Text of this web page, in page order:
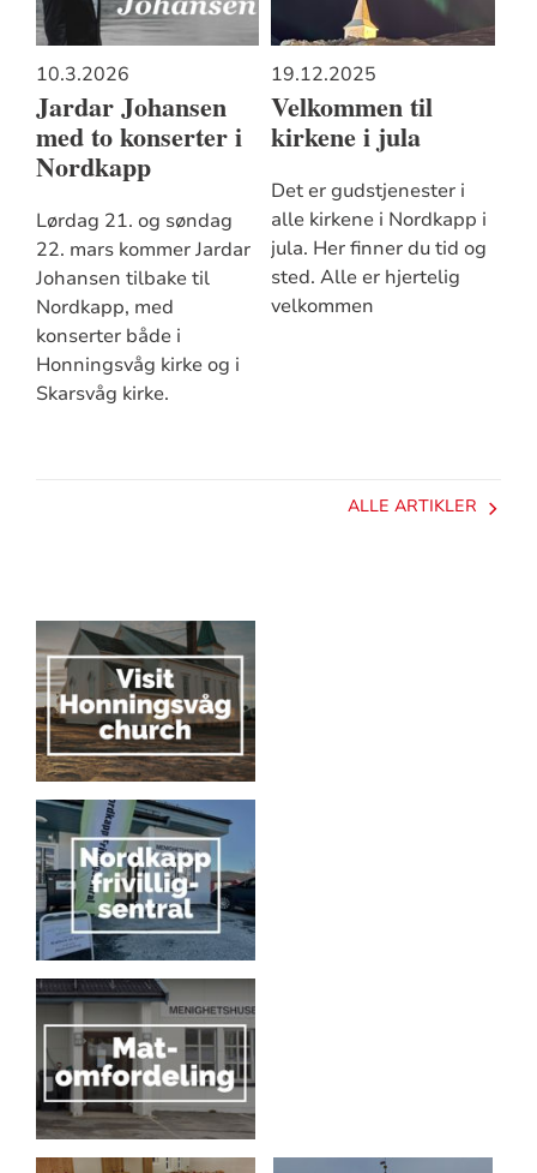
10.3.2026
Jardar Johansen
med to konserter i
Nordkapp
Lørdag 21. og søndag
22. mars kommer Jardar
Johansen tilbake til
Nordkapp, med
konserter både i
Honningsvåg kirke og i
Skarsvåg kirke.
19.12.2025
Velkommen til
kirkene i jula
Det er gudstjenester i
alle kirkene i Nordkapp i
jula. Her finner du tid og
sted. Alle er hjertelig
velkommen
ALLE ARTIKLER
Artikkelsnarveger